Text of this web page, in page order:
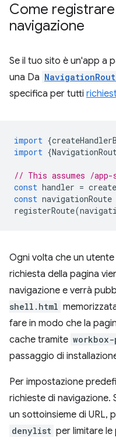
Come
navigazione
Se il tuo sito è un'app a
una Da
specifica per tutti
import {
import {
// This assumes /app-
const handler =
const navigationRoute
registerRoute(
Ogni volta che un
richiesta della pagina
navigazione e verrà
shell.html
fare in modo che la
cache tramite
passaggio di
Per impostazione
richieste di navigazione.
un sottoinsieme di URL,
denylist per limitare